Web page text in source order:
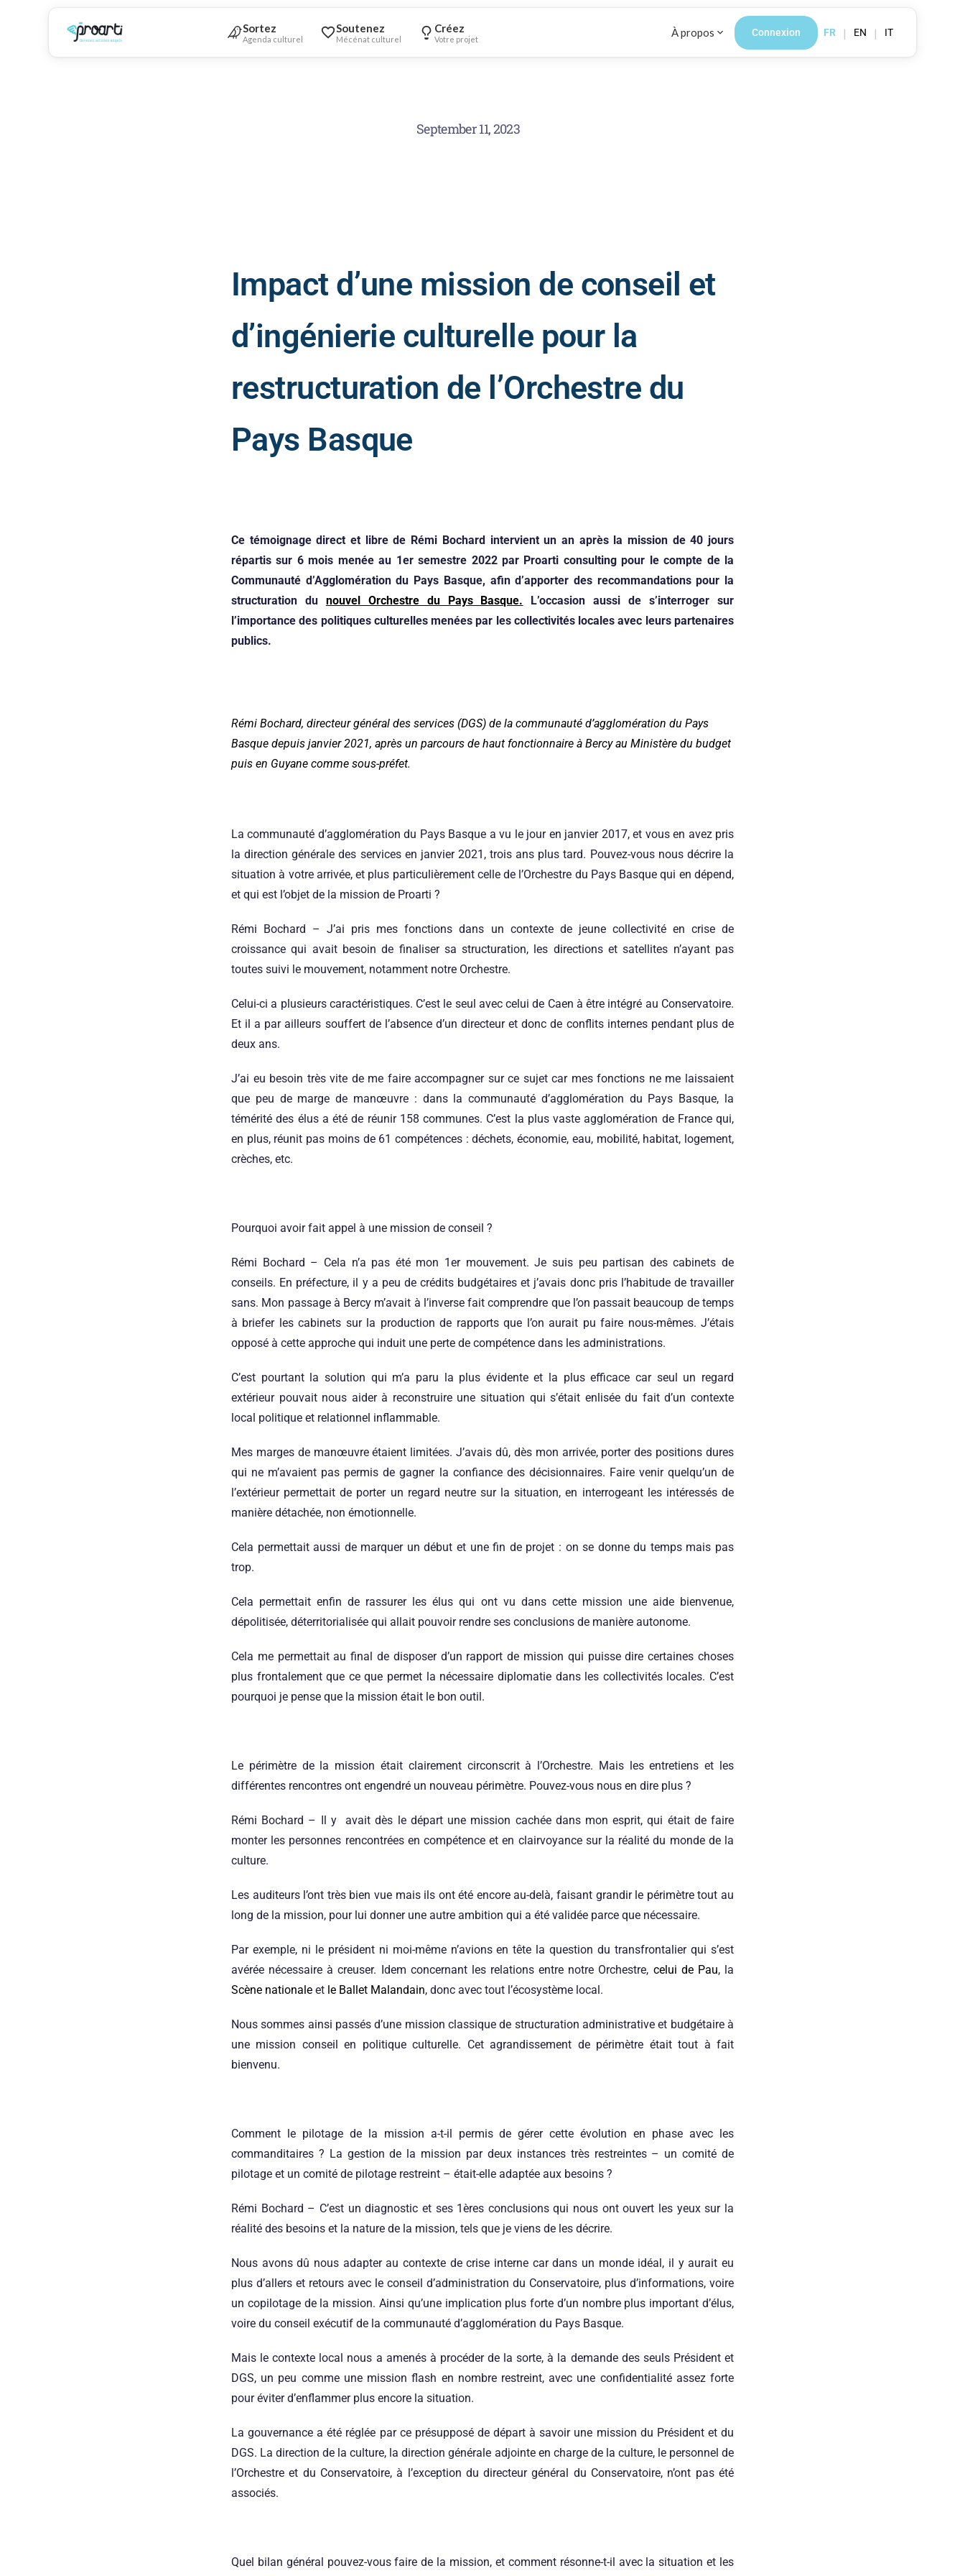
Sortez
Agenda culturel
Soutenez
Mécénat culturel
Créez
Votre projet
À propos Connexion FR | EN | IT
September 11, 2023
Impact d’une mission de conseil et
d’ingénierie culturelle pour la
restructuration de l’Orchestre du
Pays Basque
Ce témoignage direct et libre de Rémi Bochard intervient un an après la mission de 40 jours
répartis sur 6 mois menée au 1er semestre 2022 par Proarti consulting pour le compte de la
Communauté d’Agglomération du Pays Basque, afin d’apporter des recommandations pour la
structuration du nouvel Orchestre du Pays Basque. L’occasion aussi de s’interroger sur
l’importance des politiques culturelles menées par les collectivités locales avec leurs partenaires
publics.
Rémi Bochard, directeur général des services (DGS) de la communauté d’agglomération du Pays
Basque depuis janvier 2021, après un parcours de haut fonctionnaire à Bercy au Ministère du budget
puis en Guyane comme sous-préfet.
La communauté d’agglomération du Pays Basque a vu le jour en janvier 2017, et vous en avez pris
la direction générale des services en janvier 2021, trois ans plus tard. Pouvez-vous nous décrire la
situation à votre arrivée, et plus particulièrement celle de l’Orchestre du Pays Basque qui en dépend,
et qui est l’objet de la mission de Proarti ?
Rémi Bochard – J’ai pris mes fonctions dans un contexte de jeune collectivité en crise de
croissance qui avait besoin de finaliser sa structuration, les directions et satellites n’ayant pas
toutes suivi le mouvement, notamment notre Orchestre.
Celui-ci a plusieurs caractéristiques. C’est le seul avec celui de Caen à être intégré au Conservatoire.
Et il a par ailleurs souffert de l’absence d’un directeur et donc de conflits internes pendant plus de
deux ans.
J’ai eu besoin très vite de me faire accompagner sur ce sujet car mes fonctions ne me laissaient
que peu de marge de manœuvre : dans la communauté d’agglomération du Pays Basque, la
témérité des élus a été de réunir 158 communes. C’est la plus vaste agglomération de France qui,
en plus, réunit pas moins de 61 compétences : déchets, économie, eau, mobilité, habitat, logement,
crèches, etc.
Pourquoi avoir fait appel à une mission de conseil ?
Rémi Bochard – Cela n’a pas été mon 1er mouvement. Je suis peu partisan des cabinets de
conseils. En préfecture, il y a peu de crédits budgétaires et j’avais donc pris l’habitude de travailler
sans. Mon passage à Bercy m’avait à l’inverse fait comprendre que l’on passait beaucoup de temps
à briefer les cabinets sur la production de rapports que l’on aurait pu faire nous-mêmes. J’étais
opposé à cette approche qui induit une perte de compétence dans les administrations.
C’est pourtant la solution qui m’a paru la plus évidente et la plus efficace car seul un regard
extérieur pouvait nous aider à reconstruire une situation qui s’était enlisée du fait d’un contexte
local politique et relationnel inflammable.
Mes marges de manœuvre étaient limitées. J’avais dû, dès mon arrivée, porter des positions dures
qui ne m’avaient pas permis de gagner la confiance des décisionnaires. Faire venir quelqu’un de
l’extérieur permettait de porter un regard neutre sur la situation, en interrogeant les intéressés de
manière détachée, non émotionnelle.
Cela permettait aussi de marquer un début et une fin de projet : on se donne du temps mais pas
trop.
Cela permettait enfin de rassurer les élus qui ont vu dans cette mission une aide bienvenue,
dépolitisée, déterritorialisée qui allait pouvoir rendre ses conclusions de manière autonome.
Cela me permettait au final de disposer d’un rapport de mission qui puisse dire certaines choses
plus frontalement que ce que permet la nécessaire diplomatie dans les collectivités locales. C’est
pourquoi je pense que la mission était le bon outil.
Le périmètre de la mission était clairement circonscrit à l’Orchestre. Mais les entretiens et les
différentes rencontres ont engendré un nouveau périmètre. Pouvez-vous nous en dire plus ?
Rémi Bochard – Il y avait dès le départ une mission cachée dans mon esprit, qui était de faire
monter les personnes rencontrées en compétence et en clairvoyance sur la réalité du monde de la
culture.
Les auditeurs l’ont très bien vue mais ils ont été encore au-delà, faisant grandir le périmètre tout au
long de la mission, pour lui donner une autre ambition qui a été validée parce que nécessaire.
Par exemple, ni le président ni moi-même n’avions en tête la question du transfrontalier qui s’est
avérée nécessaire à creuser. Idem concernant les relations entre notre Orchestre, celui de Pau, la
Scène nationale et le Ballet Malandain, donc avec tout l’écosystème local.
Nous sommes ainsi passés d’une mission classique de structuration administrative et budgétaire à
une mission conseil en politique culturelle. Cet agrandissement de périmètre était tout à fait
bienvenu.
Comment le pilotage de la mission a-t-il permis de gérer cette évolution en phase avec les
commanditaires ? La gestion de la mission par deux instances très restreintes – un comité de
pilotage et un comité de pilotage restreint – était-elle adaptée aux besoins ?
Rémi Bochard – C’est un diagnostic et ses 1ères conclusions qui nous ont ouvert les yeux sur la
réalité des besoins et la nature de la mission, tels que je viens de les décrire.
Nous avons dû nous adapter au contexte de crise interne car dans un monde idéal, il y aurait eu
plus d’allers et retours avec le conseil d’administration du Conservatoire, plus d’informations, voire
un copilotage de la mission. Ainsi qu’une implication plus forte d’un nombre plus important d’élus,
voire du conseil exécutif de la communauté d’agglomération du Pays Basque.
Mais le contexte local nous a amenés à procéder de la sorte, à la demande des seuls Président et
DGS, un peu comme une mission flash en nombre restreint, avec une confidentialité assez forte
pour éviter d’enflammer plus encore la situation.
La gouvernance a été réglée par ce présupposé de départ à savoir une mission du Président et du
DGS. La direction de la culture, la direction générale adjointe en charge de la culture, le personnel de
l’Orchestre et du Conservatoire, à l’exception du directeur général du Conservatoire, n’ont pas été
associés.
Quel bilan général pouvez-vous faire de la mission, et comment résonne-t-il avec la situation et les